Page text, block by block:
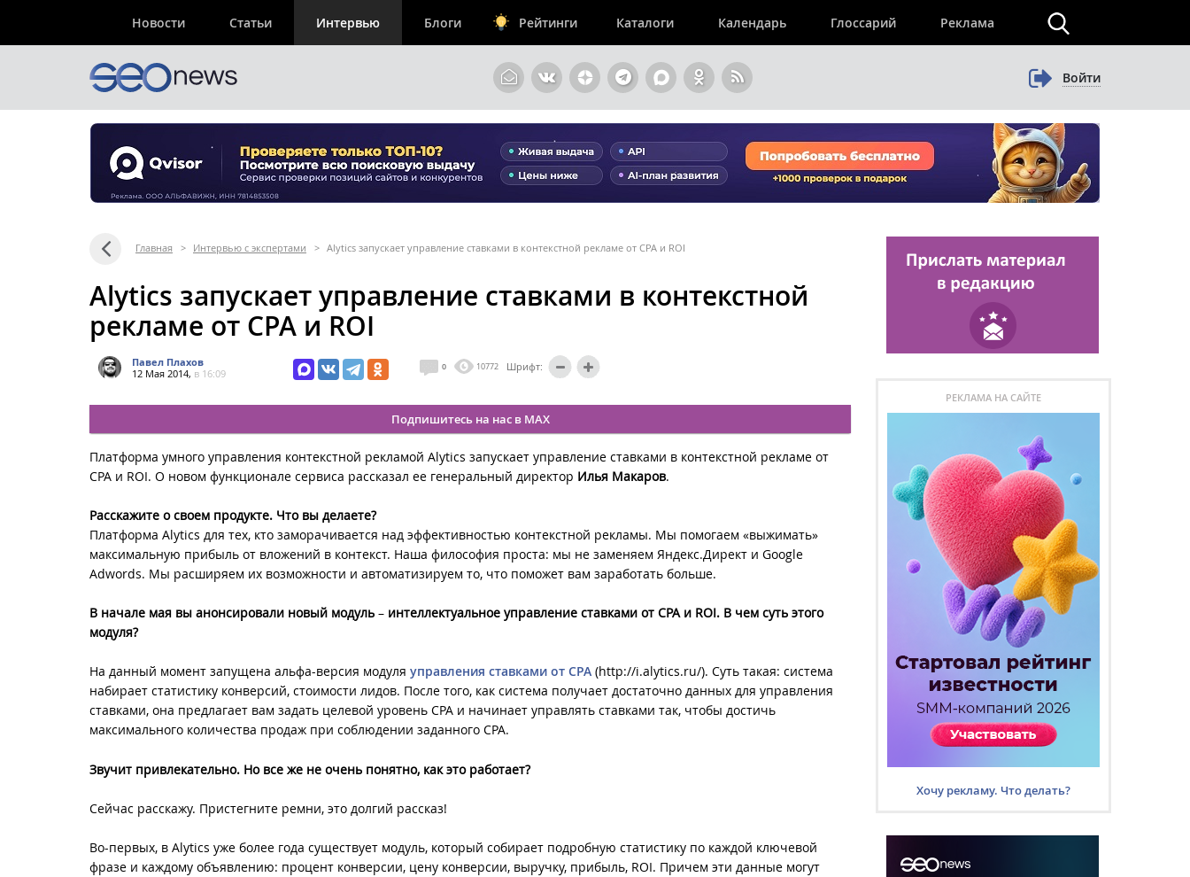
Новости Статьи Интервью Блоги Рейтинги Каталоги Календарь Глоссарий Реклама
Войти
Главная > Интервью с экспертами > Alytics запускает управление ставками в контекстной рекламе от CPA и ROI
Alytics запускает управление ставками в контекстной
рекламе от CPA и ROI
Павел Плахов
12 Мая 2014, в 16:09 0 10772 Шрифт:
Подпишитесь на нас в MAX
Платформа умного управления контекстной рекламой Alytics запускает управление ставками в контекстной рекламе от
CPA и ROI. О новом функционале сервиса рассказал ее генеральный директор Илья Макаров.
Расскажите о своем продукте. Что вы делаете?
Платформа Alytics для тех, кто заморачивается над эффективностью контекстной рекламы. Мы помогаем «выжимать»
максимальную прибыль от вложений в контекст. Наша философия проста: мы не заменяем Яндекс.Директ и Google
Adwords. Мы расширяем их возможности и автоматизируем то, что поможет вам заработать больше.
В начале мая вы анонсировали новый модуль – интеллектуальное управление ставками от CPA и ROI. В чем суть этого
модуля?
На данный момент запущена альфа-версия модуля управления ставками от CPA (http://i.alytics.ru/). Суть такая: система
набирает статистику конверсий, стоимости лидов. После того, как система получает достаточно данных для управления
ставками, она предлагает вам задать целевой уровень CPA и начинает управлять ставками так, чтобы достичь
максимального количества продаж при соблюдении заданного CPA. ­
Звучит привлекательно. Но все же не очень понятно, как это работает?
Сейчас расскажу. Пристегните ремни, это долгий рассказ!
Во-первых, в Alytics уже более года существует модуль, который собирает подробную статистику по каждой ключевой
фразе и каждому объявлению: процент конверсии, цену конверсии, выручку, прибыль, ROI. Причем эти данные могут
РЕКЛАМА НА САЙТЕ
Хочу рекламу. Что делать?